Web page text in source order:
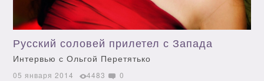
Русский соловей прилетел с Запада
Интервью с Ольгой Перетятько
05 января 2014 4483 0